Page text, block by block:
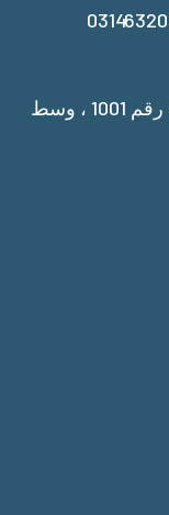
48 بوابة البرج ، الطابق العاشر ، غرفة رقم 1001 ، وسط